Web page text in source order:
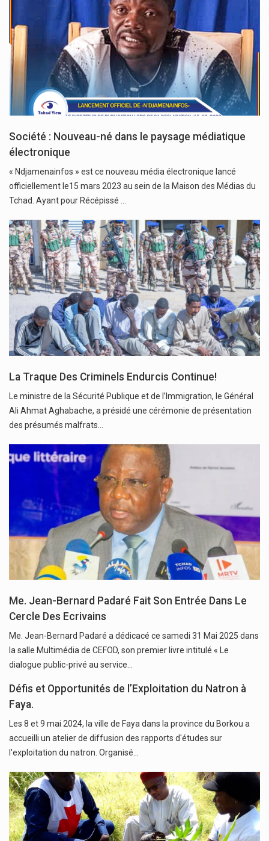
Société : Nouveau-né dans le paysage médiatique
électronique
« Ndjamenainfos » est ce nouveau média électronique lancé
officiellement le15 mars 2023 au sein de la Maison des Médias du
Tchad. Ayant pour Récépissé …
La Traque Des Criminels Endurcis Continue!
Le ministre de la Sécurité Publique et de l’Immigration, le Général
Ali Ahmat Aghabache, a présidé une cérémonie de présentation
des présumés malfrats…
Me. Jean-Bernard Padaré Fait Son Entrée Dans Le
Cercle Des Ecrivains
Me. Jean-Bernard Padaré a dédicacé ce samedi 31 Mai 2025 dans
la salle Multimédia de CEFOD, son premier livre intitulé « Le
dialogue public-privé au service…
Défis et Opportunités de l’Exploitation du Natron à
Faya.
Les 8 et 9 mai 2024, la ville de Faya dans la province du Borkou a
accueilli un atelier de diffusion des rapports d'études sur
l'exploitation du natron. Organisé…